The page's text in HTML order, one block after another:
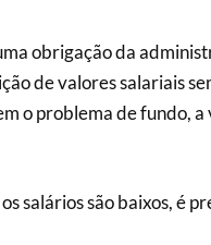
obrigação da
de valores salariais
o problema de fundo,
salários são baixos, é